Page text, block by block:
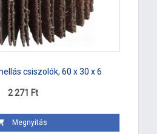
csiszolók, 60 x 30 x 6
2 271 Ft
Megnyitás